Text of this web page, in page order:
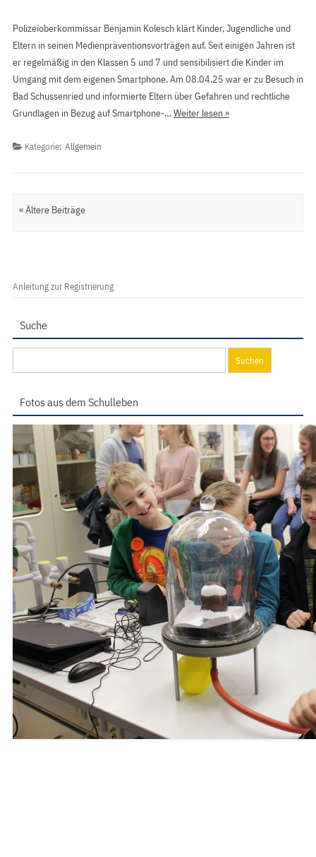
Polizeioberkommissar Benjamin Kolesch klärt Kinder, Jugendliche und
Eltern in seinen Medienpräventionsvorträgen auf. Seit einigen Jahren ist
er regelmäßig in den Klassen 5 und 7 und sensibilisiert die Kinder im
Umgang mit dem eigenen Smartphone. Am 08.04.25 war er zu Besuch in
Bad Schussenried und informierte Eltern über Gefahren und rechtliche
Grundlagen in Bezug auf Smartphone-…Weiter lesen »
Kategorie: Allgemein
Artikel Navigation
« Ältere Beiträge
Anleitung zur Registrierung
Suche
nach:
Fotos aus dem Schulleben